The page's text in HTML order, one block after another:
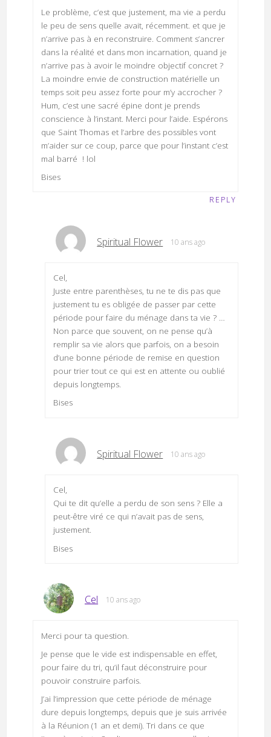
Le problème, c’est que justement, ma vie a perdu
le peu de sens quelle avait, récemment. et que je
n’arrive pas à en reconstruire. Comment s’ancrer
dans la réalité et dans mon incarnation, quand je
n’arrive pas à avoir le moindre objectif concret ?
La moindre envie de construction matérielle un
temps soit peu assez forte pour m’y accrocher ?
Hum, c’est une sacré épine dont je prends
conscience à l’instant. Merci pour l’aide. Espérons
que Saint Thomas et l’arbre des possibles vont
m’aider sur ce coup, parce que pour l’instant c’est
mal barré ! lol
Bises
REPLY
Spiritual Flower 10 ans ago
Cel,
Juste entre parenthèses, tu ne te dis pas que
justement tu es obligée de passer par cette
période pour faire du ménage dans ta vie ? …
Non parce que souvent, on ne pense qu’à
remplir sa vie alors que parfois, on a besoin
d’une bonne période de remise en question
pour trier tout ce qui est en attente ou oublié
depuis longtemps.
Bises
Spiritual Flower 10 ans ago
Cel,
Qui te dit qu’elle a perdu de son sens ? Elle a
peut-être viré ce qui n’avait pas de sens,
justement.
Bises
Cel 10 ans ago
Merci pour ta question.
Je pense que le vide est indispensable en effet,
pour faire du tri, qu’il faut déconstruire pour
pouvoir construire parfois.
J’ai l’impression que cette période de ménage
dure depuis longtemps, depuis que je suis arrivée
à la Réunion (1 an et demi). Tri dans ce que